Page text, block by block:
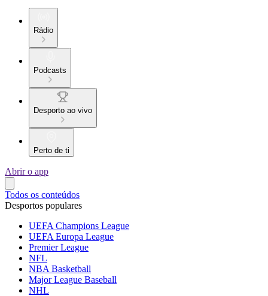
Rádio
Podcasts
Desporto ao vivo
Perto de ti
Abrir o app
Todos os conteúdos
Desportos populares
UEFA Champions League
UEFA Europa League
Premier League
NFL
NBA Basketball
Major League Baseball
NHL